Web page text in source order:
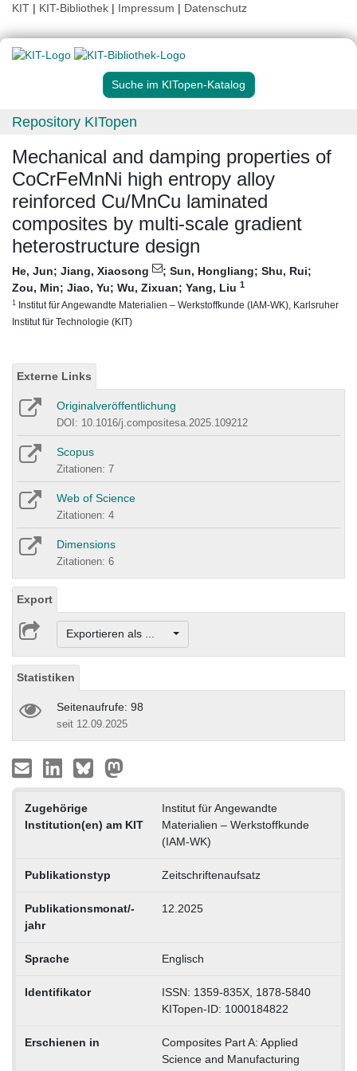
KIT | KIT-Bibliothek | Impressum | Datenschutz
Suche im KITopen-Katalog
Repository KITopen
Mechanical and damping properties of
CoCrFeMnNi high entropy alloy
reinforced Cu/MnCu laminated
composites by multi-scale gradient
heterostructure design
He, Jun; Jiang, Xiaosong ; Sun, Hongliang; Shu, Rui;
Zou, Min; Jiao, Yu; Wu, Zixuan; Yang, Liu 1
1 Institut für Angewandte Materialien – Werkstoffkunde (IAM-WK), Karlsruher
Institut für Technologie (KIT)
Externe Links
Originalveröffentlichung
DOI: 10.1016/j.compositesa.2025.109212
Scopus
Zitationen: 7
Web of Science
Zitationen: 4
Dimensions
Zitationen: 6
Export
Exportieren als ...
Statistiken
Seitenaufrufe: 98
seit 12.09.2025
Zugehörige
Institution(en) am KIT
Institut für Angewandte
Materialien – Werkstoffkunde
(IAM-WK)
Publikationstyp Zeitschriftenaufsatz
Publikationsmonat/-
jahr
12.2025
Sprache Englisch
Identifikator
ISSN: 1359-835X, 1878-5840
KITopen-ID: 1000184822
Erschienen in
Composites Part A: Applied
Science and Manufacturing